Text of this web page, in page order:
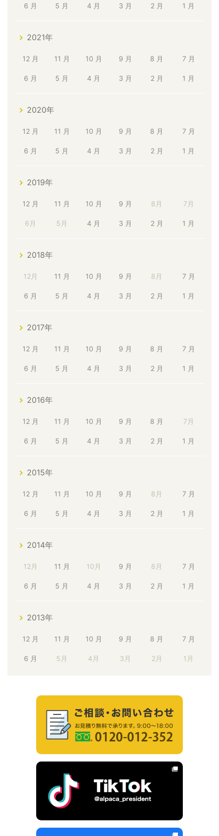
6 月 5 月 4 月 3 月 2 月 1 月
2021年
12 月 11 月 10 月 9 月 8 月 7 月
6 月 5 月 4 月 3 月 2 月 1 月
2020年
12 月 11 月 10 月 9 月 8 月 7 月
6 月 5 月 4 月 3 月 2 月 1 月
2019年
12 月 11 月 10 月 9 月 8月 7月
6月 5月 4 月 3 月 2 月 1 月
2018年
12月 11 月 10 月 9 月 8月 7 月
6 月 5 月 4 月 3 月 2 月 1 月
2017年
12 月 11 月 10 月 9 月 8 月 7 月
6 月 5 月 4 月 3 月 2 月 1 月
2016年
12 月 11 月 10 月 9 月 8 月 7月
6 月 5 月 4 月 3 月 2 月 1 月
2015年
12 月 11 月 10 月 9 月 8月 7 月
6 月 5 月 4 月 3 月 2 月 1 月
2014年
12月 11 月 10月 9 月 8月 7 月
6 月 5 月 4 月 3 月 2 月 1 月
2013年
12 月 11 月 10 月 9 月 8 月 7 月
6 月 5月 4月 3月 2月 1月